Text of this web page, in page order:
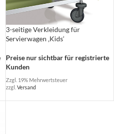
3-seitige Verkleidung für
Servierwagen ‚Kids‘
Preise nur sichtbar für registrierte
Kunden
Zzgl. 19% Mehrwertsteuer
zzgl. Versand